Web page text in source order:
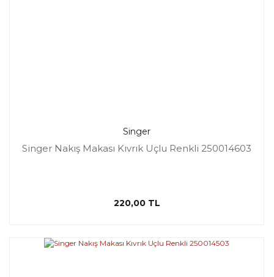
Singer
Singer Nakış Makası Kıvrık Uçlu Renkli 250014603
220,00 TL